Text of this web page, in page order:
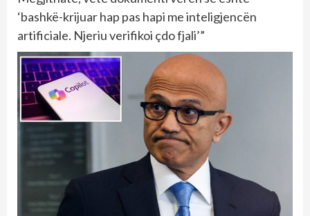
‘bashkë-krijuar hap pas hapi me inteligjencën
artificiale. Njeriu verifikoi çdo fjali’”